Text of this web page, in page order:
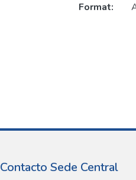
Format:
Contacto Sede Central